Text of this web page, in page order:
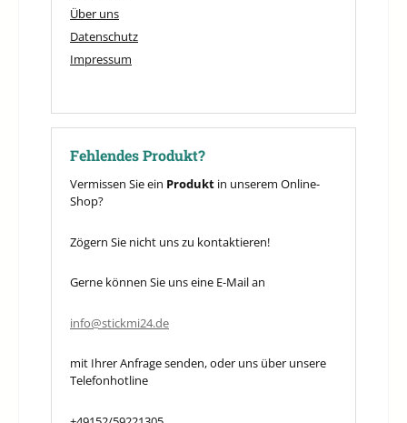
Über uns
Datenschutz
Impressum
Fehlendes Produkt?
Vermissen Sie ein Produkt in unserem Online-
Shop?
Zögern Sie nicht uns zu kontaktieren!
Gerne können Sie uns eine E-Mail an
info@stickmi24.de
mit Ihrer Anfrage senden, oder uns über unsere
Telefonhotline